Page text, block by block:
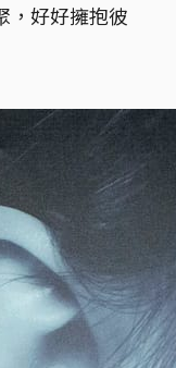
，好好擁抱彼